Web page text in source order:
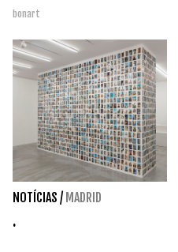
bonart
NOTÍCIAS / MADRID
.